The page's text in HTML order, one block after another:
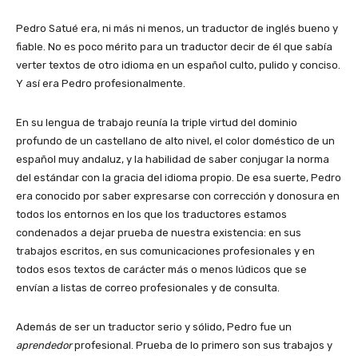
Pedro Satué era, ni más ni menos, un traductor de inglés bueno y
fiable. No es poco mérito para un traductor decir de él que sabía
verter textos de otro idioma en un español culto, pulido y conciso.
Y así era Pedro profesionalmente.
En su lengua de trabajo reunía la triple virtud del dominio
profundo de un castellano de alto nivel, el color doméstico de un
español muy andaluz, y la habilidad de saber conjugar la norma
del estándar con la gracia del idioma propio. De esa suerte, Pedro
era conocido por saber expresarse con corrección y donosura en
todos los entornos en los que los traductores estamos
condenados a dejar prueba de nuestra existencia: en sus
trabajos escritos, en sus comunicaciones profesionales y en
todos esos textos de carácter más o menos lúdicos que se
envían a listas de correo profesionales y de consulta.
Además de ser un traductor serio y sólido, Pedro fue un
aprendedorprofesional. Prueba de lo primero son sus trabajos y